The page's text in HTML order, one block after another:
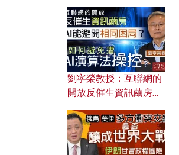
劉寧榮教授：互聯網的
開放反催生資訊繭房，
何避免遭AI演算法操
控？